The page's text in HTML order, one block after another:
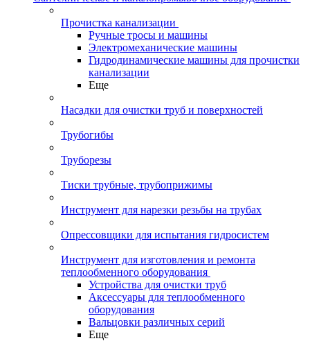
Прочистка канализации
Ручные тросы и машины
Электромеханические машины
Гидродинамические машины для прочистки
канализации
Еще
Насадки для очистки труб и поверхностей
Трубогибы
Труборезы
Тиски трубные, трубоприжимы
Инструмент для нарезки резьбы на трубах
Опрессовщики для испытания гидросистем
Инструмент для изготовления и ремонта
теплообменного оборудования
Устройства для очистки труб
Аксессуары для теплообменного
оборудования
Вальцовки различных серий
Еще